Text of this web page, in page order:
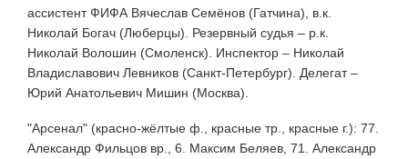
ассистент ФИФА Вячеслав Семёнов (Гатчина), в.к.
Николай Богач (Люберцы). Резервный судья – р.к.
Николай Волошин (Смоленск). Инспектор – Николай
Владиславович Левников (Санкт-Петербург). Делегат –
Юрий Анатольевич Мишин (Москва).
"Арсенал" (красно-жёлтые ф., красные тр., красные г.): 77.
Александр Фильцов вр., 6. Максим Беляев, 71. Александр